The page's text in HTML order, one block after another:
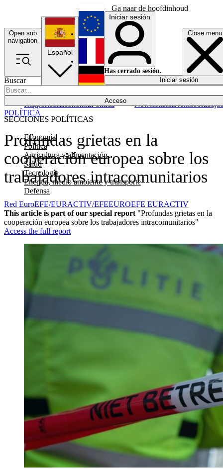
Ga naar de hoofdinhoud
Open sub
navigation
Close menu
Buscar
Acceso
SECCIONES POLÍTICAS
Economía
Política
Agricultura y alimentación
Salud
Tecnología
Energía, medio ambiente y transporte
Defensa
RapporteurEconomíaPolítica NewslettersEventosTrabajos
Español
English
Français
Iniciar sesión
Has cerrado sesión.
Iniciar sesión
Profundas grietas en la
cooperación europea sobre los
trabajadores intracomunitarios
POLÍTICA
Red EuroEFE/EURACTIV/EFEEUROEFE EURACTIV
This article is part of our special report "Profundas grietas en la
cooperación europea sobre los trabajadores intracomunitarios"
Access the full report